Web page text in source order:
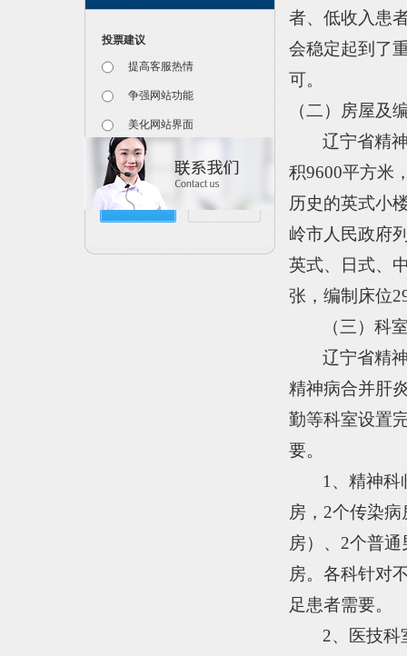
投票建议
提高客服热情
争强网站功能
美化网站界面
更新网站内容
投票 查看结果
者、低收入患
会稳定起到了
可。
（二）房屋及
辽宁省精
积9600平方米
历史的英式小
岭市人民政府
英式、日式、
张，编制床位
（三）科
辽宁省精
精神病合并肝
勤等科室设置
要。
1 、精神科
房， 2个传染病
房）、 2个普通
房。各科针对
足患者需要。
2、医技科